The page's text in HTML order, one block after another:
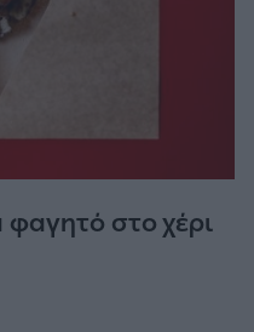
φαγητό στο χέρι